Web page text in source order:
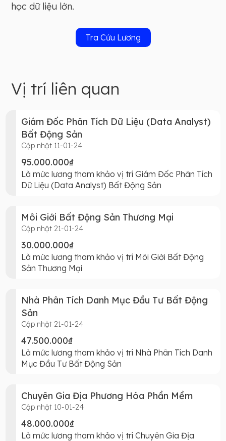
học dữ liệu lớn.
Tra Cứu Lương
Vị trí liên quan
Giám Đốc Phân Tích Dữ Liệu (Data Analyst)
Bất Động Sản
Cập nhật 11-01-24
95.000.000₫
Là mức lương tham khảo vị trí Giám Đốc Phân Tích
Dữ Liệu (Data Analyst) Bất Động Sản
Môi Giới Bất Động Sản Thương Mại
Cập nhật 21-01-24
30.000.000₫
Là mức lương tham khảo vị trí Môi Giới Bất Động
Sản Thương Mại
Nhà Phân Tích Danh Mục Đầu Tư Bất Động
Sản
Cập nhật 21-01-24
47.500.000₫
Là mức lương tham khảo vị trí Nhà Phân Tích Danh
Mục Đầu Tư Bất Động Sản
Chuyên Gia Địa Phương Hóa Phần Mềm
Cập nhật 10-01-24
48.000.000₫
Là mức lương tham khảo vị trí Chuyên Gia Địa